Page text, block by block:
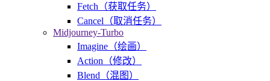
Fetch（获取任务）
Cancel（取消任务）
Midjourney-Turbo
Imagine（绘画）
Action（修改）
Blend（混图）